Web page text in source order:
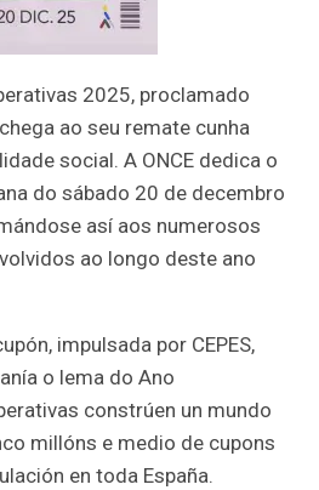
2025, proclamado
ao seu remate cunha
social. A ONCE dedica o
do sábado 20 de decembro
así aos numerosos
ao longo deste ano
impulsada por CEPES,
o lema do Ano
constrúen un mundo
millóns e medio de cupons
en toda España.